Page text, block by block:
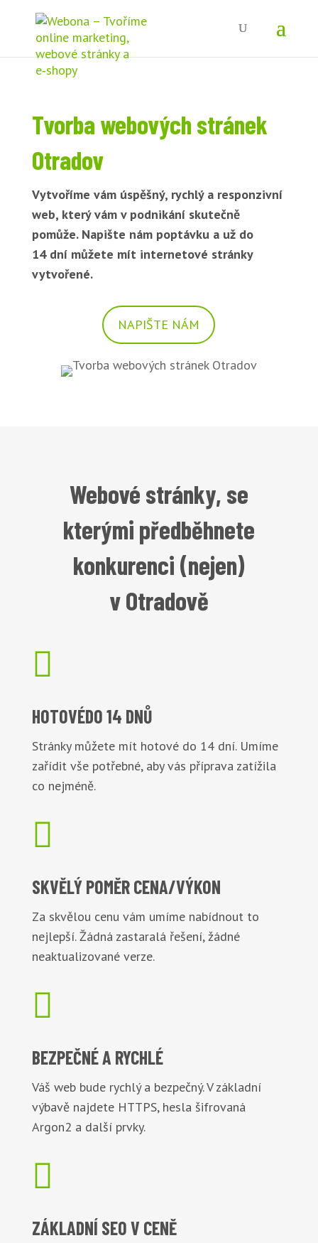
Tvorba webových stránek
Otradov
Vytvoříme vám úspěšný, rychlý a responzivní
web, který vám v podnikání skutečně
pomůže. Napište nám poptávku a už do
14 dní můžete mít internetové stránky
vytvořené.
NAPIŠTE NÁM
Webové stránky, se
kterými předběhnete
konkurenci (nejen)
v Otradově

HOTOVÉDO 14 DNŮ
Stránky můžete mít hotové do 14 dní. Umíme
zařídit vše potřebné, aby vás příprava zatížila
co nejméně.

SKVĚLÝ POMĚRCENA/VÝKON
Za skvělou cenu vám umíme nabídnout to
nejlepší. Žádná zastaralá řešení, žádné
neaktualizované verze.

BEZPEČNÉA RYCHLÉ
Váš web bude rychlý a bezpečný. V základní
výbavě najdete HTTPS, hesla šifrovaná
Argon2 a další prvky.

ZÁKLADNÍ SEO V CENĚ